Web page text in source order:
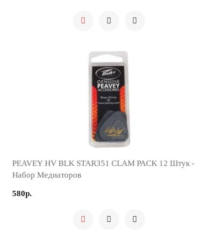
PEAVEY HV BLK STAR351 CLAM PACK 12 Штук -
Набор Медиаторов
580р.